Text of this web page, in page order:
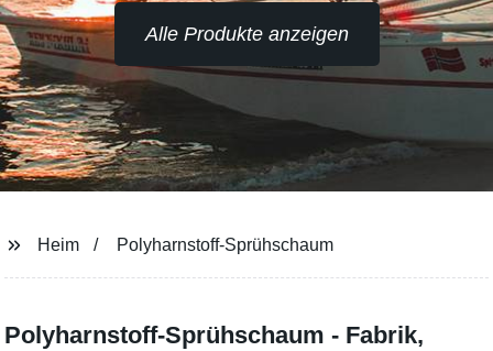
Alle Produkte anzeigen
Heim Polyharnstoff-Sprühschaum
Polyharnstoff-Sprühschaum - Fabrik,